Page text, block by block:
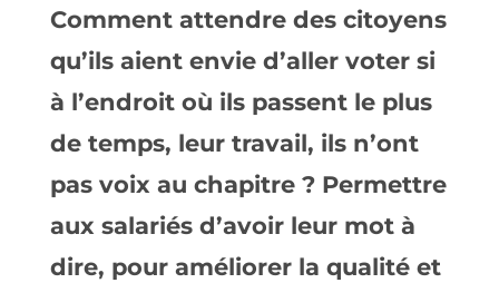
Comment attendre des citoyens
qu’ils aient envie d’aller voter si
à l’endroit où ils passent le plus
de temps, leur travail, ils n’ont
pas voix au chapitre ? Permettre
aux salariés d’avoir leur mot à
dire, pour améliorer la qualité et